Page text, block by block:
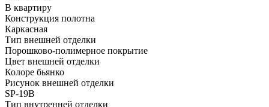
В квартиру
Конструкция полотна
Каркасная
Тип внешней отделки
Порошково-полимерное покрытие
Цвет внешней отделки
Колоре бьянко
Рисунок внешней отделки
SP-19B
Тип внутренней отделки